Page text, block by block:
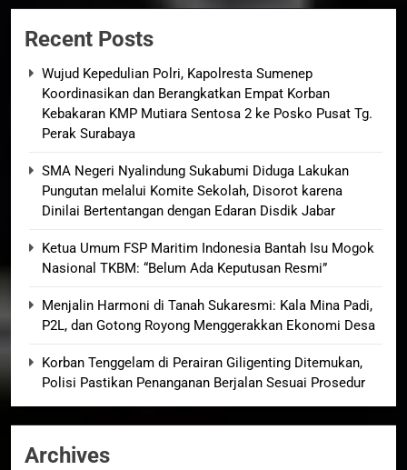
Recent Posts
Wujud Kepedulian Polri, Kapolresta Sumenep
Koordinasikan dan Berangkatkan Empat Korban
Kebakaran KMP Mutiara Sentosa 2 ke Posko Pusat Tg.
Perak Surabaya
SMA Negeri Nyalindung Sukabumi Diduga Lakukan
Pungutan melalui Komite Sekolah, Disorot karena
Dinilai Bertentangan dengan Edaran Disdik Jabar
Ketua Umum FSP Maritim Indonesia Bantah Isu Mogok
Nasional TKBM: “Belum Ada Keputusan Resmi”
Menjalin Harmoni di Tanah Sukaresmi: Kala Mina Padi,
P2L, dan Gotong Royong Menggerakkan Ekonomi Desa
Korban Tenggelam di Perairan Giligenting Ditemukan,
Polisi Pastikan Penanganan Berjalan Sesuai Prosedur
Archives